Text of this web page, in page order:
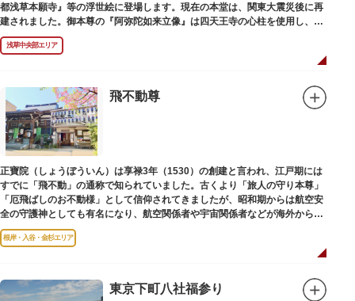
都浅草本願寺』等の浮世絵に登場します。現在の本堂は、関東大震災後に再
建されました。御本尊の『阿弥陀如来立像』は四天王寺の心柱を使用し、嘉
禄2年（1226）頃の作と伝わっています。また、梵鐘は寛永7年（1630）以
後のものと推定され、都内に現存する梵鐘の中では有数の風格を誇り、毎年
浅草中央部エリア
飛不動尊
正寶院（しょうぼういん）は享禄3年（1530）の創建と言われ、江戸期には
すでに「飛不動」の通称で知られていました。古くより「旅人の守り本尊」
「厄飛ばしのお不動様」として信仰されてきましたが、昭和期からは航空安
全の守護神としても有名になり、航空関係者や宇宙関係者などが海外からも
多く参拝に訪れます。
根岸・入谷・金杉エリア
東京下町八社福参り